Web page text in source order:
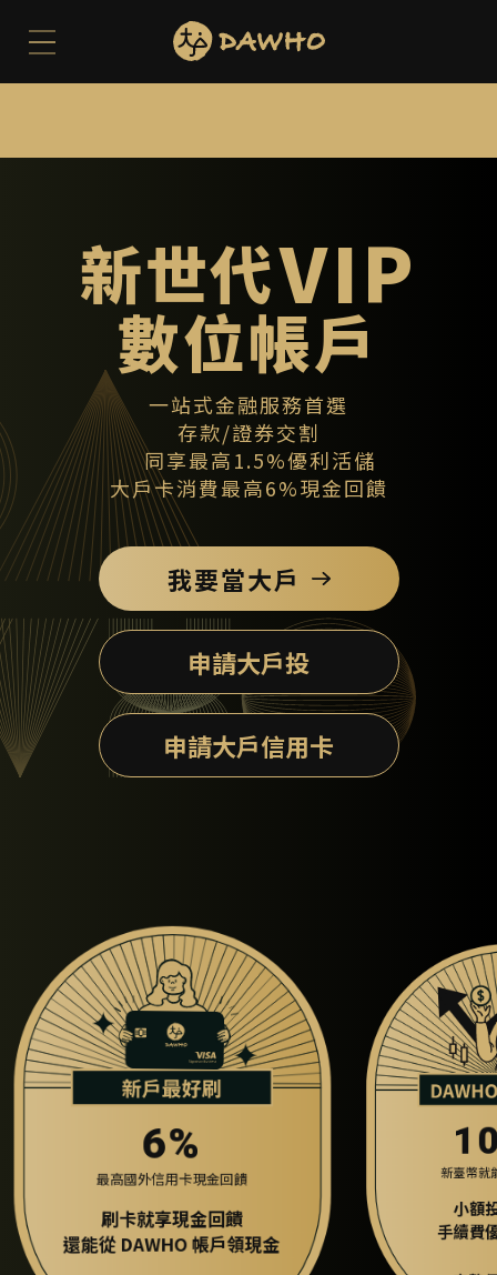
新世代VIP
數位帳戶
一站式金融服務首選
存款/證券交割
同享最高1.5%優利活儲
大戶卡消費最高6%現金回饋
我要當大戶
申請大戶投
申請大戶信用卡
100元
新臺幣就能投資優質企業
小額投資零負擔
手續費優惠銅板價起